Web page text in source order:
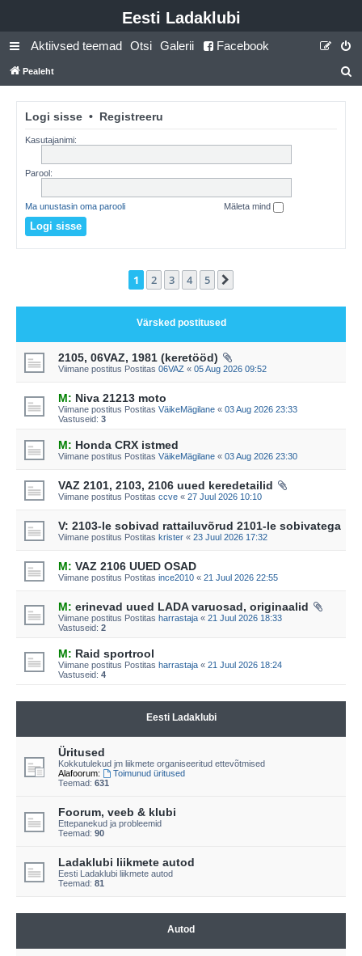
Eesti Ladaklubi
Aktiivsed teemad Otsi Galerii Facebook
Pealeht
t
Logi sisse • Registreeru
Kasutajanimi:
Parool:
Ma unustasin oma parooli Mäleta mind
1 2 3 4 5
Värsked postitused
2105, 06VAZ, 1981 (keretööd)
Viimane postitus Postitas 06VAZ « 05 Aug 2026 09:52
M: Niva 21213 moto
Viimane postitus Postitas VäikeMägilane « 03 Aug 2026 23:33
Vastuseid: 3
M: Honda CRX istmed
Viimane postitus Postitas VäikeMägilane « 03 Aug 2026 23:30
VAZ 2101, 2103, 2106 uued keredetailid
Viimane postitus Postitas ccve « 27 Juul 2026 10:10
V: 2103-le sobivad rattailuvõrud 2101-le sobivatega
Viimane postitus Postitas krister « 23 Juul 2026 17:32
M: VAZ 2106 UUED OSAD
Viimane postitus Postitas ince2010 « 21 Juul 2026 22:55
M: erinevad uued LADA varuosad, originaalid
Viimane postitus Postitas harrastaja « 21 Juul 2026 18:33
Vastuseid: 2
M: Raid sportrool
Viimane postitus Postitas harrastaja « 21 Juul 2026 18:24
Vastuseid: 4
Eesti Ladaklubi
Üritused
Kokkutulekud jm liikmete organiseeritud ettevõtmised
Alafoorum:
Toimunud üritused
Teemad: 631
Foorum, veeb & klubi
Ettepanekud ja probleemid
Teemad: 90
Ladaklubi liikmete autod
Eesti Ladaklubi liikmete autod
Teemad: 81
Autod